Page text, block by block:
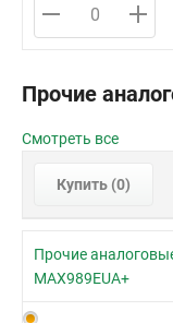
Прочие
Смотреть все
Купить (0)
Прочие
MAX989EUA+